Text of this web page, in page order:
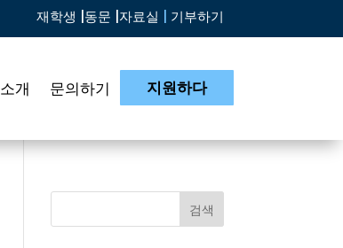
재학생 | 동문 | 자료실 기부하기
소개 문의하기 지원하다
검색